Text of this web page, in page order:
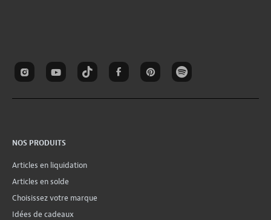
NOS PRODUITS
Articles en liquidation
Articles en solde
Choisissez votre marque
Idées de cadeaux